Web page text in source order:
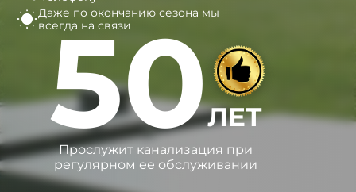
Даже по окончанию сезона мы
всегда на связи
50ЛЕТ
Прослужит канализация при
регулярном ее обслуживании